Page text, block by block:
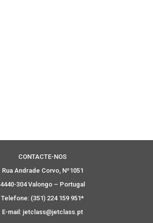
CONTACTE-NOS
Rua Andrade Corvo, Nº1051
4440-304 Valongo – Portugal
Telefone: (351) 224 159 951*
E-mail: jetclass@jetclass.pt